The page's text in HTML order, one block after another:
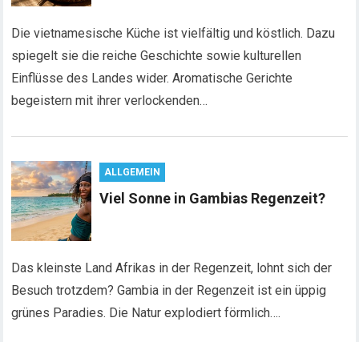
Die vietnamesische Küche ist vielfältig und köstlich. Dazu
spiegelt sie die reiche Geschichte sowie kulturellen
Einflüsse des Landes wider. Aromatische Gerichte
begeistern mit ihrer verlockenden…
ALLGEMEIN
Viel Sonne in Gambias Regenzeit?
Das kleinste Land Afrikas in der Regenzeit, lohnt sich der
Besuch trotzdem? Gambia in der Regenzeit ist ein üppig
grünes Paradies. Die Natur explodiert förmlich….